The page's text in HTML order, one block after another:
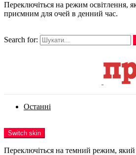
Переключіться на режим освітлення,
приємним для очей в денний час.
Search for:
Останні
Switch skin
Переключіться на темний режим,